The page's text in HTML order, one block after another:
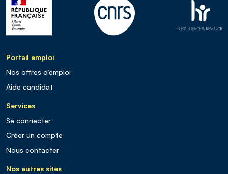
Portail emploi
Nos offres d’emploi
Aide candidat
Services
Se connecter
Créer un compte
Nous contacter
Nos autres sites